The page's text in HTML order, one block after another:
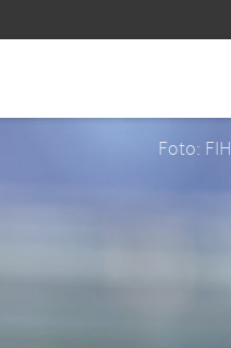
Foto: FIH